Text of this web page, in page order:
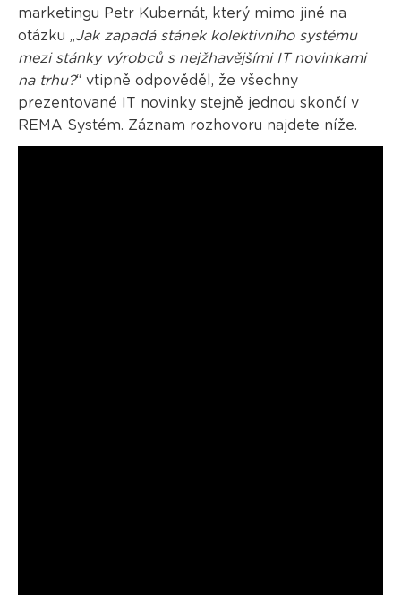
marketingu Petr Kubernát, který mimo jiné na
otázku „Jak zapadá stánek kolektivního systému
mezi stánky výrobců s nejžhavějšími IT novinkami
na trhu?“ vtipně odpověděl, že všechny
prezentované IT novinky stejně jednou skončí v
REMA Systém. Záznam rozhovoru najdete níže.